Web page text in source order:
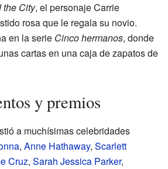
the City, el personaje Carrie
rosa que le regala su novio.
en la serie Cinco hermanos, donde
cartas en una caja de zapatos de
y premios
a muchísimas celebridades
, Anne Hathaway, Scarlett
Cruz, Sarah Jessica Parker,